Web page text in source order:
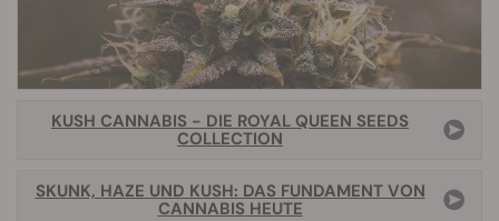
KUSH CANNABIS - DIE ROYAL QUEEN SEEDS
COLLECTION
SKUNK, HAZE UND KUSH: DAS FUNDAMENT VON
CANNABIS HEUTE